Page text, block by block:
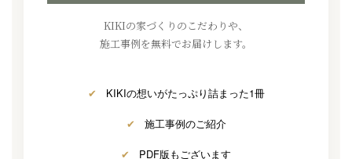
KIKIの家づくりのこだわりや、
施工事例を無料でお届けします。
✔ KIKIの想いがたっぷり詰まった1冊
✔ 施工事例のご紹介
✔ PDF版もございます